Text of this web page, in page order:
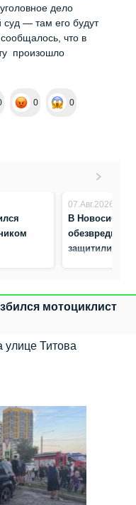
дело
суд — там его будут
что в
произошло
0 0
07.Авг.2026
В
обезвредили
защитили
мотоциклист
улице Титова